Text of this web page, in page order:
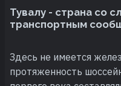
Тувалу - страна со
транспортным
Здесь не имеется
протяженность